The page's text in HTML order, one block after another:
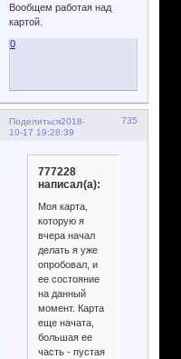
Вообщем работая над
картой.
0
Поделиться 735
2018-
10-17 19:28:39
777228
написал(а):
Моя карта,
которую я
вчера начал
делать я уже
опробовал, и
ее состояние
на данный
момент. Карта
еще начата,
большая ее
часть - пустая